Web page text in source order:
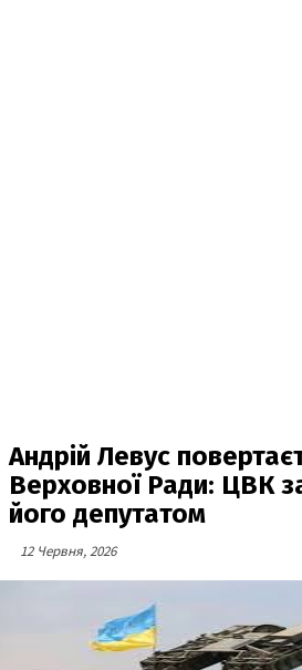
Андрій Левус
Верховної Ради: ЦВК
його депутатом
12 Червня, 2026